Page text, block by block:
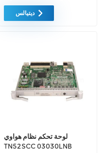
أمر شامل الضمان كمعيار. نحن
فقط نشتري معدات السوق
توفير كل هذه بأفضل الأسعار
ديتيالس
لوحة تحكم نظام هواوي
TN52SCC 03030LNB